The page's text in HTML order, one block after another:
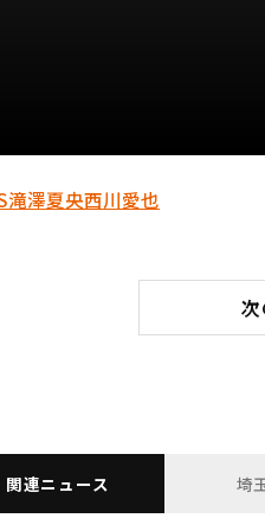
滝澤夏央西川愛也
関連ニュース 埼